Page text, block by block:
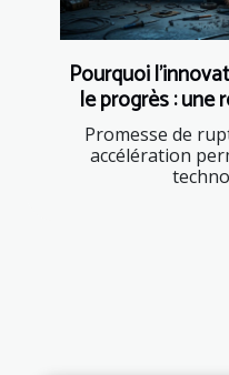
Pourquoi
le progrès : une
Promesse de
accélération